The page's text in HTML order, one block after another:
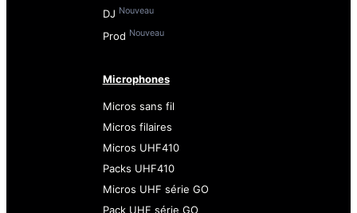
DJ Nouveau
Prod Nouveau
Microphones
Micros sans fil
Micros filaires
Micros UHF410
Packs UHF410
Micros UHF série GO
Pack UHF série GO